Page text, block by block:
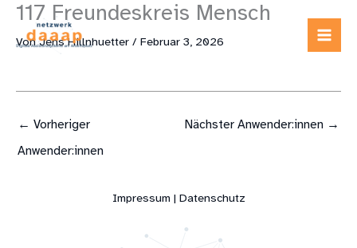
Zum
springen
117 Freundeskreis Mensch
VonJens Hillnhuetter / Februar 3, 2026
← Vorheriger
Anwender:innen
Nächster Anwender:innen →
Impressum | Datenschutz